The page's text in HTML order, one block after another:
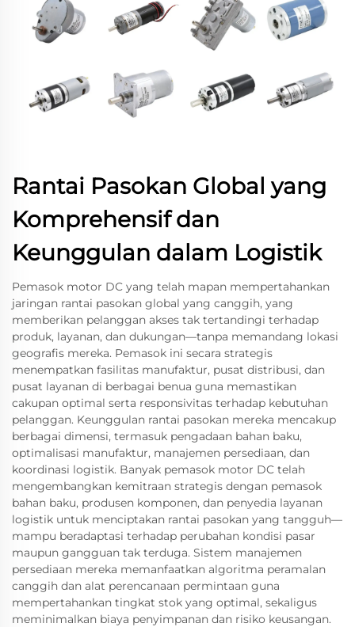
Rantai Pasokan Global yang
Komprehensif dan
Keunggulan dalam Logistik
Pemasok motor DC yang telah mapan mempertahankan
jaringan rantai pasokan global yang canggih, yang
memberikan pelanggan akses tak tertandingi terhadap
produk, layanan, dan dukungan—tanpa memandang lokasi
geografis mereka. Pemasok ini secara strategis
menempatkan fasilitas manufaktur, pusat distribusi, dan
pusat layanan di berbagai benua guna memastikan
cakupan optimal serta responsivitas terhadap kebutuhan
pelanggan. Keunggulan rantai pasokan mereka mencakup
berbagai dimensi, termasuk pengadaan bahan baku,
optimalisasi manufaktur, manajemen persediaan, dan
koordinasi logistik. Banyak pemasok motor DC telah
mengembangkan kemitraan strategis dengan pemasok
bahan baku, produsen komponen, dan penyedia layanan
logistik untuk menciptakan rantai pasokan yang tangguh—
mampu beradaptasi terhadap perubahan kondisi pasar
maupun gangguan tak terduga. Sistem manajemen
persediaan mereka memanfaatkan algoritma peramalan
canggih dan alat perencanaan permintaan guna
mempertahankan tingkat stok yang optimal, sekaligus
meminimalkan biaya penyimpanan dan risiko keusangan.